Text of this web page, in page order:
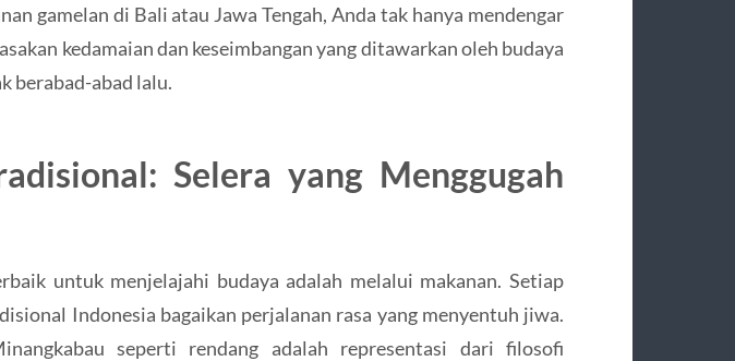
gamelan di Bali atau Jawa Tengah, Anda tak hanya mendengar
kedamaian dan keseimbangan yang ditawarkan oleh budaya
berabad-abad lalu.
Selera yang Menggugah
untuk menjelajahi budaya adalah melalui makanan. Setiap
Indonesia bagaikan perjalanan rasa yang menyentuh jiwa.
seperti rendang adalah representasi dari filosofi